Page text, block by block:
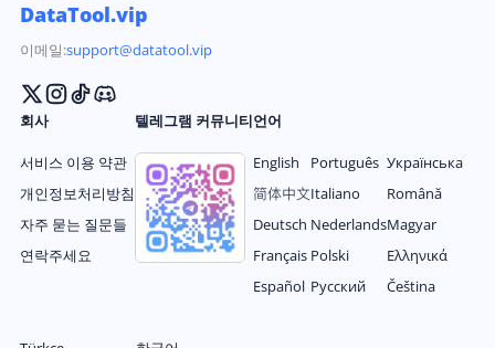
DataTool.vip
이메일:support@datatool.vip
회사
서비스 이용 약관
개인정보처리방침
자주 묻는 질문들
연락주세요
텔레그램 커뮤니티언어
English
简体中文
Deutsch
Français
Español
Português
Italiano
Nederlands
Polski
Русский
Українська
Română
Magyar
Ελληνικά
Čeština